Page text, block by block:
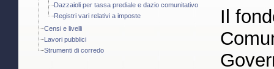
Dazzaioli per tassa prediale e dazio comunitativo
Registri vari relativi a imposte
Censi e livelli
Lavori pubblici
Strumenti di corredo
Il